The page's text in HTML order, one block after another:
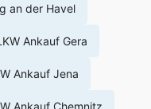
an der Havel
Ankauf Gera
Ankauf Jena
Ankauf Chemnitz